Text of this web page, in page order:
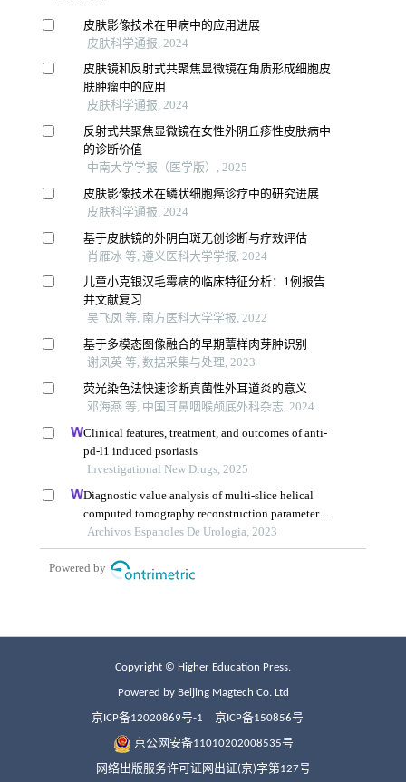
Copyright © Higher Education Press.
Powered by Beijing Magtech Co. Ltd
京ICP备12020869号-1 京ICP备150856号
京公网安备11010202008535号
网络出版服务许可证网出证(京)字第127号